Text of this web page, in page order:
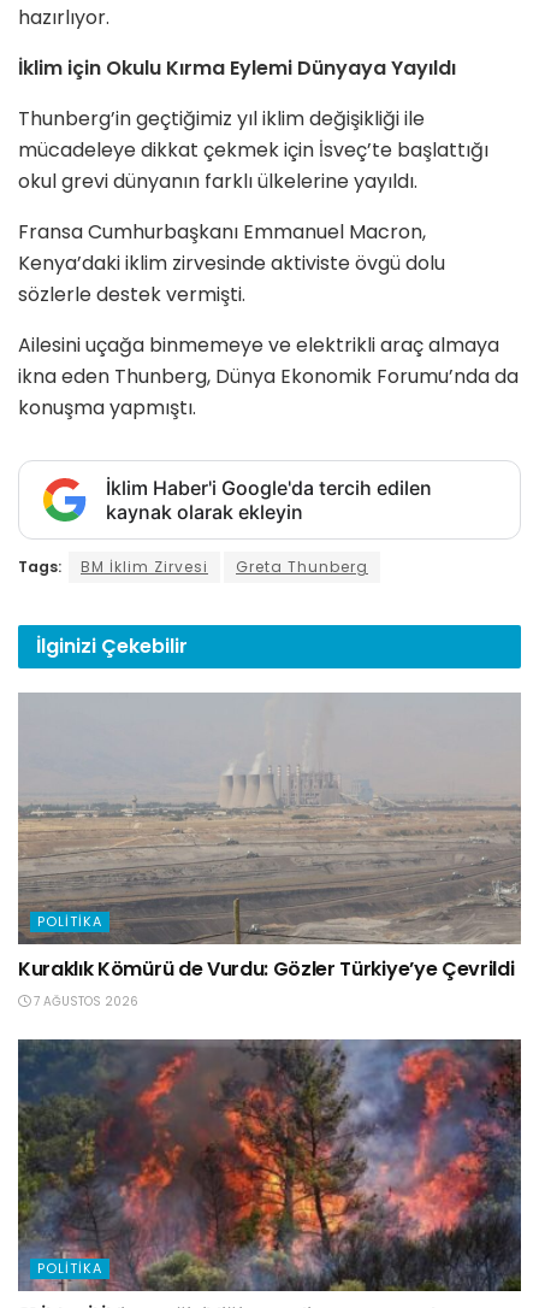
hazırlıyor.
İklim için Okulu Kırma Eylemi Dünyaya Yayıldı
Thunberg’in geçtiğimiz yıl iklim değişikliği ile
mücadeleye dikkat çekmek için İsveç’te başlattığı
okul grevi dünyanın farklı ülkelerine yayıldı.
Fransa Cumhurbaşkanı Emmanuel Macron,
Kenya’daki iklim zirvesinde aktiviste övgü dolu
sözlerle destek vermişti.
Ailesini uçağa binmemeye ve elektrikli araç almaya
ikna eden Thunberg, Dünya Ekonomik Forumu’nda da
konuşma yapmıştı.
İklim Haber'i Google'da tercih edilen
kaynak olarak ekleyin
Tags: BM İklim Zirvesi Greta Thunberg
İlginizi Çekebilir
POLITIKA
Kuraklık Kömürü de Vurdu: Gözler Türkiye’ye Çevrildi
7 AĞUSTOS 2026
POLITIKA